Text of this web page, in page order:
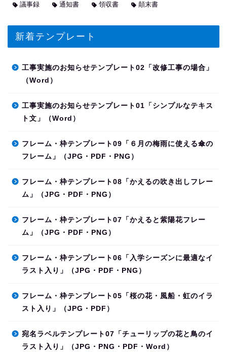
議事録 通知書 領収書 顛末書
新着テンプレート
工事実施のお知らせテンプレート02「改修工事の場合」
（Word）
工事実施のお知らせテンプレート01「シンプルなテキス
ト文」（Word）
フレーム・枠テンプレート09「６月の梅雨に使える傘の
フレーム」（JPG・PDF・PNG）
フレーム・枠テンプレート08「かえるの吹き出しフレー
ム」（JPG・PDF・PNG）
フレーム・枠テンプレート07「かえると紫陽花フレー
ム」（JPG・PDF・PNG）
フレーム・枠テンプレート06「入学シーズンに最適なイ
ラスト入り」（JPG・PDF・PNG）
フレーム・枠テンプレート05「桜の花・風船・虹のイラ
スト入り」（JPG・PDF）
宛名ラベルテンプレート07「チューリップの花と鳥のイ
ラスト入り」（JPG・PNG・PDF・Word）